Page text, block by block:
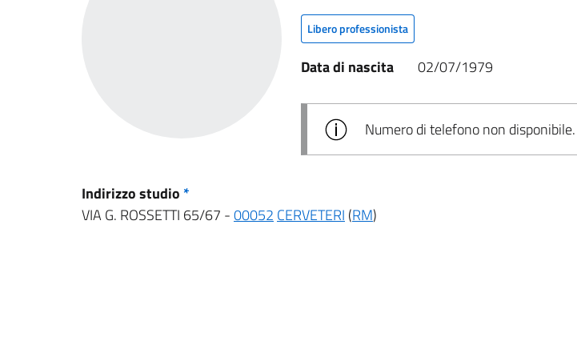
Libero professionista
Data di nascita 02/07/1979
Numero di telefono non disponibile.
Indirizzo studio *
VIA G. ROSSETTI 65/67 -00052 CERVETERI (RM)